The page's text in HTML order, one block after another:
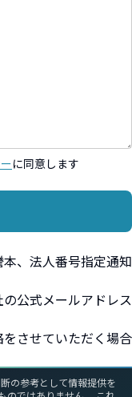
に同意します
、法人番号指定通知
公式メールアドレス
させていただく場合
の参考として情報提供を